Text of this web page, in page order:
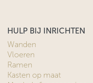
HULP BIJ INRICHTEN
Wanden
Vloeren
Ramen
Kasten op maat